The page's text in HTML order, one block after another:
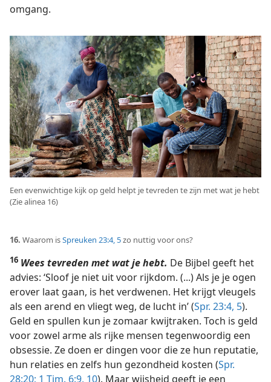
omgang.
Een evenwichtige kijk op geld helpt je tevreden te zijn met wat je hebt
(Zie alinea 16)
16. Waarom isSpreuken 23:4, 5zo nuttig voor ons?
16 Wees tevreden met wat je hebt. De Bijbel geeft het
advies: ‘Sloof je niet uit voor rijkdom. (...) Als je je ogen
erover laat gaan, is het verdwenen. Het krijgt vleugels
als een arend en vliegt weg, de lucht in’ (Spr. 23:4, 5).
Geld en spullen kun je zomaar kwijtraken. Toch is geld
voor zowel arme als rijke mensen tegenwoordig een
obsessie. Ze doen er dingen voor die ze hun reputatie,
hun relaties en zelfs hun gezondheid kosten (Spr.
28:20; 1 Tim. 6:9, 10). Maar wijsheid geeft je een